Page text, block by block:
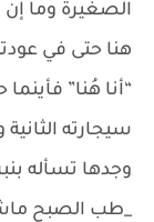
الصغيرة وما
هنا حتى في
“أنا هُنا”
سيجارته
وجدها تسأله
_طب الصبح